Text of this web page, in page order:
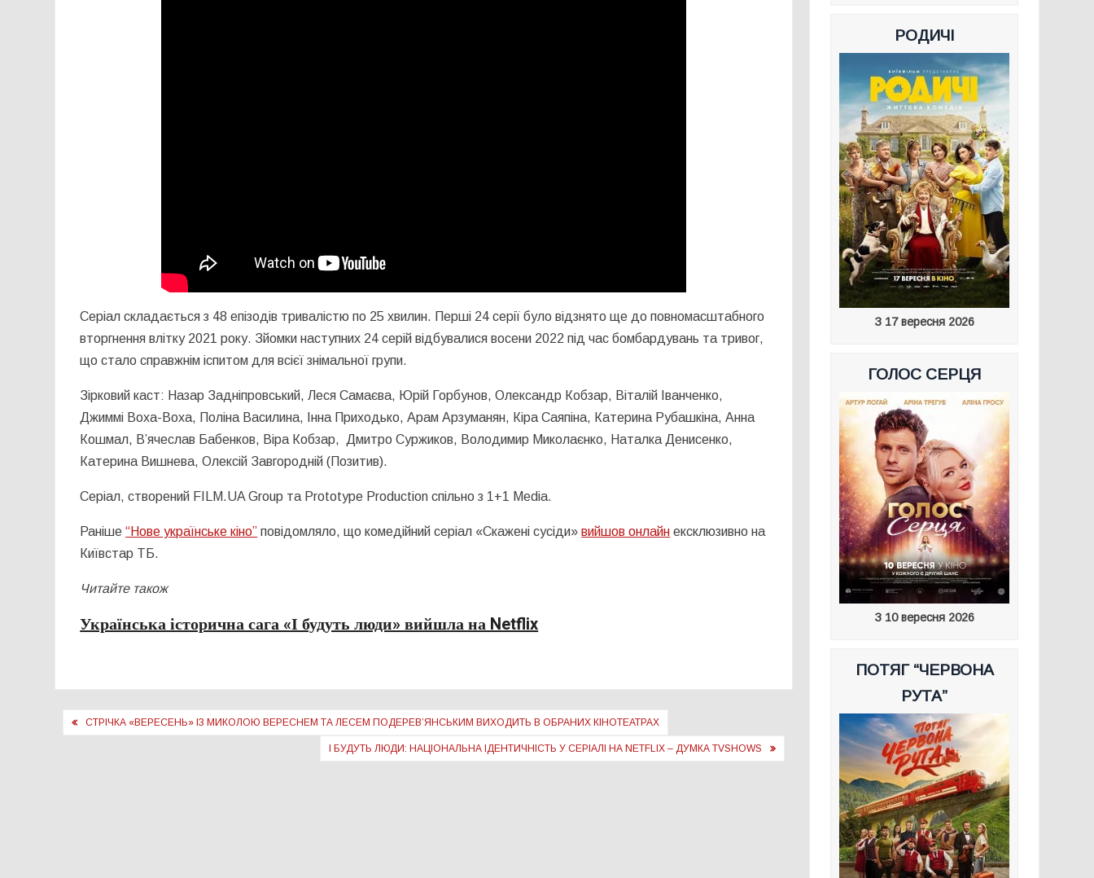
Серіал складається з 48 епізодів тривалістю по 25 хвилин. Перші 24 серії було відзнято ще до повномасштабного
вторгнення влітку 2021 року. Зйомки наступних 24 серій відбувалися восени 2022 під час бомбардувань та тривог,
що стало справжнім іспитом для всієї знімальної групи.
Зірковий каст: Назар Задніпровський, Леся Самаєва, Юрій Горбунов, Олександр Кобзар, Віталій Іванченко,
Джиммі Воха-Воха, Поліна Василина, Інна Приходько, Арам Арзуманян, Кіра Саяпіна, Катерина Рубашкіна, Анна
Кошмал, В’ячеслав Бабенков, Віра Кобзар, Дмитро Суржиков, Володимир Миколаєнко, Наталка Денисенко,
Катерина Вишнева, Олексій Завгородній (Позитив).
Серіал, створений FILM.UA Group та Prototype Production спільно з 1+1 Media.
Раніше“Нове українське кіно” повідомляло, що комедійний серіал «Скажені сусіди»вийшов онлайн ексклюзивно на
Київстар ТБ.
Читайте також
Українська історична сага «І будуть люди» вийшла на Netflix
Навігація
СТРІЧКА «ВЕРЕСЕНЬ» ІЗ МИКОЛОЮ ВЕРЕСНЕМ ТА ЛЕСЕМ ПОДЕРЕВ’ЯНСЬКИМ ВИХОДИТЬ В ОБРАНИХ КІНОТЕАТРАХ
І БУДУТЬ ЛЮДИ: НАЦІОНАЛЬНА ІДЕНТИЧНІСТЬ У СЕРІАЛІ НА NETFLIX – ДУМКА TVSHOWS
РОДИЧІ
З 17 вересня 2026
ГОЛОС СЕРЦЯ
З 10 вересня 2026
ПОТЯГ “ЧЕРВОНА
РУТА”